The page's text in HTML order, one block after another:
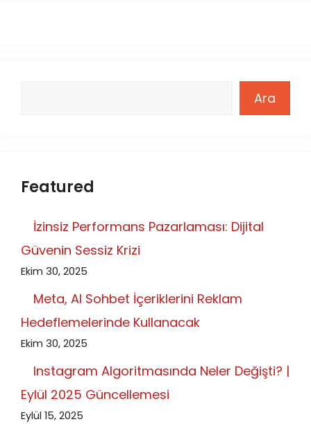
Ara
Featured
İzinsiz Performans Pazarlaması: Dijital
Güvenin Sessiz Krizi
Ekim 30, 2025
Meta, AI Sohbet İçeriklerini Reklam
Hedeflemelerinde Kullanacak
Ekim 30, 2025
Instagram Algoritmasında Neler Değişti? |
Eylül 2025 Güncellemesi
Eylül 15, 2025